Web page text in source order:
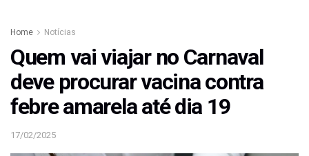
Home Notícias
Quem vai viajar no Carnaval
deve procurar vacina contra
febre amarela até dia 19
17/02/2025